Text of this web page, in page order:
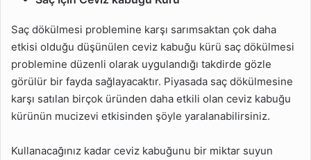
Saç dökülmesi problemine karşı sarımsaktan çok daha
etkisi olduğu düşünülen ceviz kabuğu kürü saç dökülmesi
problemine düzenli olarak uygulandığı takdirde gözle
görülür bir fayda sağlayacaktır. Piyasada saç dökülmesine
karşı satılan birçok üründen daha etkili olan ceviz kabuğu
kürünün mucizevi etkisinden şöyle yaralanabilirsiniz.
Kullanacağınız kadar ceviz kabuğunu bir miktar suyun